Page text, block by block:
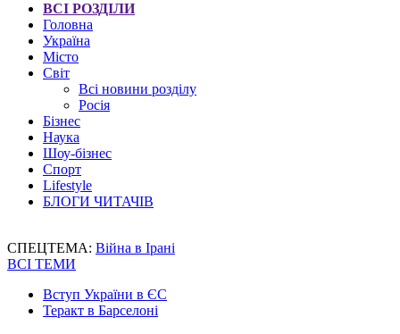
ВСІ РОЗДІЛИ
Головна
Україна
Місто
Світ
Всі новини розділу
Росія
Бізнес
Наука
Шоу-бізнес
Спорт
Lifestyle
БЛОГИ ЧИТАЧІВ
СПЕЦТЕМА: Війна в Ірані
ВСІ ТЕМИ
Вступ України в ЄС
Теракт в Барселоні